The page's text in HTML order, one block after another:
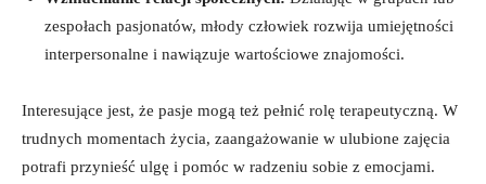
zespołach pasjonatów, ​młody człowiek rozwija umiejętności
interpersonalne⁤ i nawiązuje wartościowe znajomości.
Interesujące jest, że pasje mogą też pełnić rolę terapeutyczną. W
trudnych⁤ momentach życia, zaangażowanie w ulubione zajęcia
potrafi przynieść​ ulgę i pomóc w radzeniu ‌sobie ‍z emocjami.